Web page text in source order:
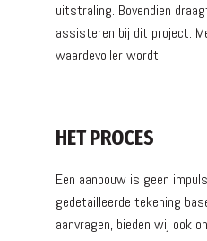
uitstraling. Bovendien
assisteren bij dit project.
waardevoller wordt.
HET PROCES
Een aanbouw is geen
gedetailleerde tekening
aanvragen, bieden wij ook